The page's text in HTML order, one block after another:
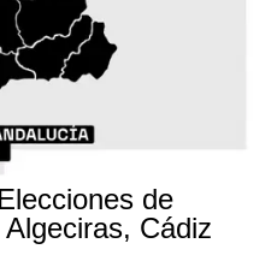
de
Cádiz